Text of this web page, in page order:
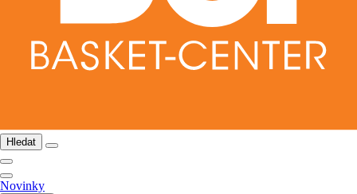
Hledat
Novinky